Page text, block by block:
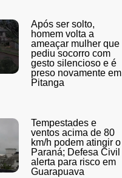
Após ser solto,
homem volta a
ameaçar mulher que
pediu socorro com
gesto silencioso e é
preso novamente em
Pitanga
Tempestades e
ventos acima de 80
km/h podem atingir o
Paraná; Defesa Civil
alerta para risco em
Guarapuava